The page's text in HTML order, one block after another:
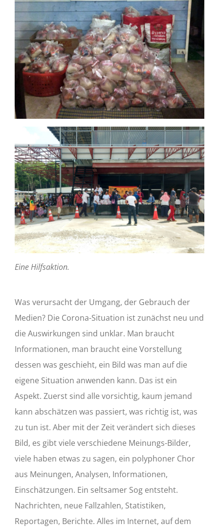
Eine Hilfsaktion.
Was verursacht der Umgang, der Gebrauch der
Medien? Die Corona-Situation ist zunächst neu und
die Auswirkungen sind unklar. Man braucht
Informationen, man braucht eine Vorstellung
dessen was geschieht, ein Bild was man auf die
eigene Situation anwenden kann. Das ist ein
Aspekt. Zuerst sind alle vorsichtig, kaum jemand
kann abschätzen was passiert, was richtig ist, was
zu tun ist. Aber mit der Zeit verändert sich dieses
Bild, es gibt viele verschiedene Meinungs-Bilder,
viele haben etwas zu sagen, ein polyphoner Chor
aus Meinungen, Analysen, Informationen,
Einschätzungen. Ein seltsamer Sog entsteht.
Nachrichten, neue Fallzahlen, Statistiken,
Reportagen, Berichte. Alles im Internet, auf dem